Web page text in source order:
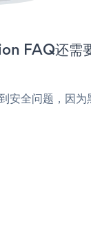
FAQ还需
安全问题，因